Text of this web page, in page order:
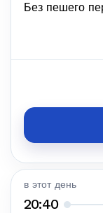
Без пешего
в этот день
20:40